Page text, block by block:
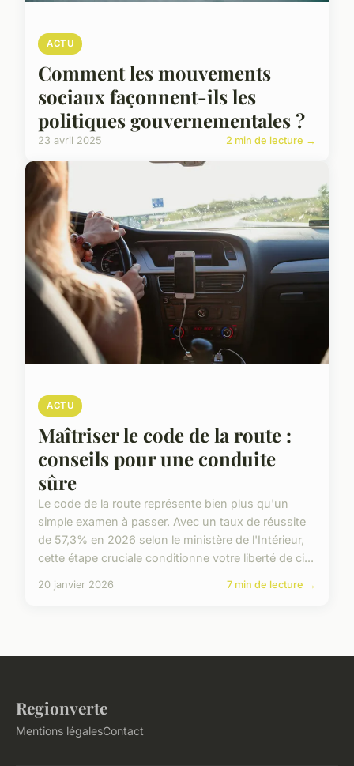
ACTU
Comment les mouvements
sociaux façonnent-ils les
politiques gouvernementales ?
23 avril 2025 2 min de lecture →
ACTU
Maîtriser le code de la route :
conseils pour une conduite
sûre
Le code de la route représente bien plus qu'un
simple examen à passer. Avec un taux de réussite
de 57,3% en 2026 selon le ministère de l'Intérieur,
cette étape cruciale conditionne votre liberté de ci...
20 janvier 2026 7 min de lecture →
Regionverte
Mentions légalesContact